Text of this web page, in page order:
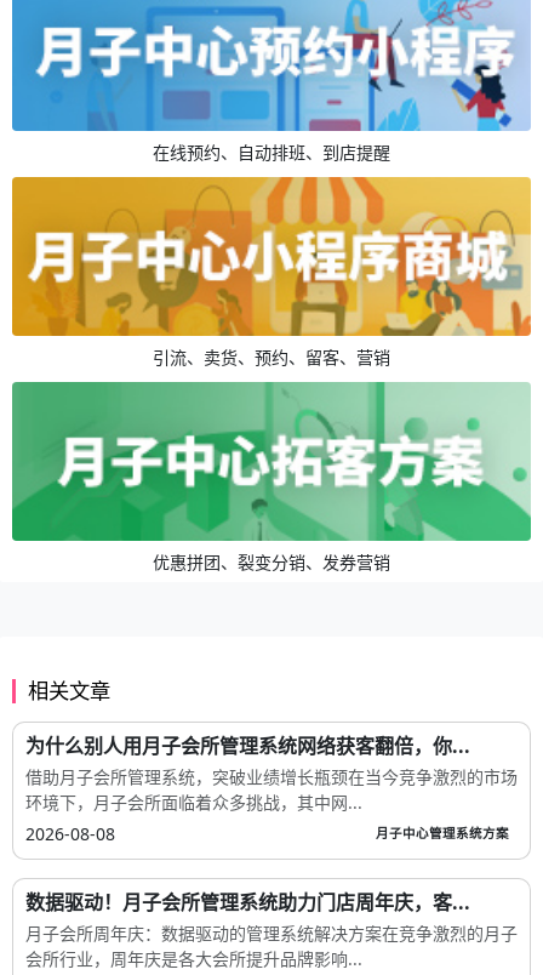
在线预约、自动排班、到店提醒
引流、卖货、预约、留客、营销
优惠拼团、裂变分销、发券营销
相关文章
为什么别人用月子会所管理系统网络获客翻倍，你...
借助月子会所管理系统，突破业绩增长瓶颈在当今竞争激烈的市场
环境下，月子会所面临着众多挑战，其中网...
2026-08-08
月子中心管理系统方案
数据驱动！月子会所管理系统助力门店周年庆，客...
月子会所周年庆：数据驱动的管理系统解决方案在竞争激烈的月子
会所行业，周年庆是各大会所提升品牌影响...